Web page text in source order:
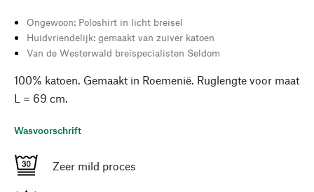
Ongewoon: Poloshirt in licht breisel
Huidvriendelijk: gemaakt van zuiver katoen
Van de Westerwald breispecialisten Seldom
100% katoen. Gemaakt in Roemenië. Ruglengte voor maat
L = 69 cm.
Wasvoorschrift
Zeer mild proces